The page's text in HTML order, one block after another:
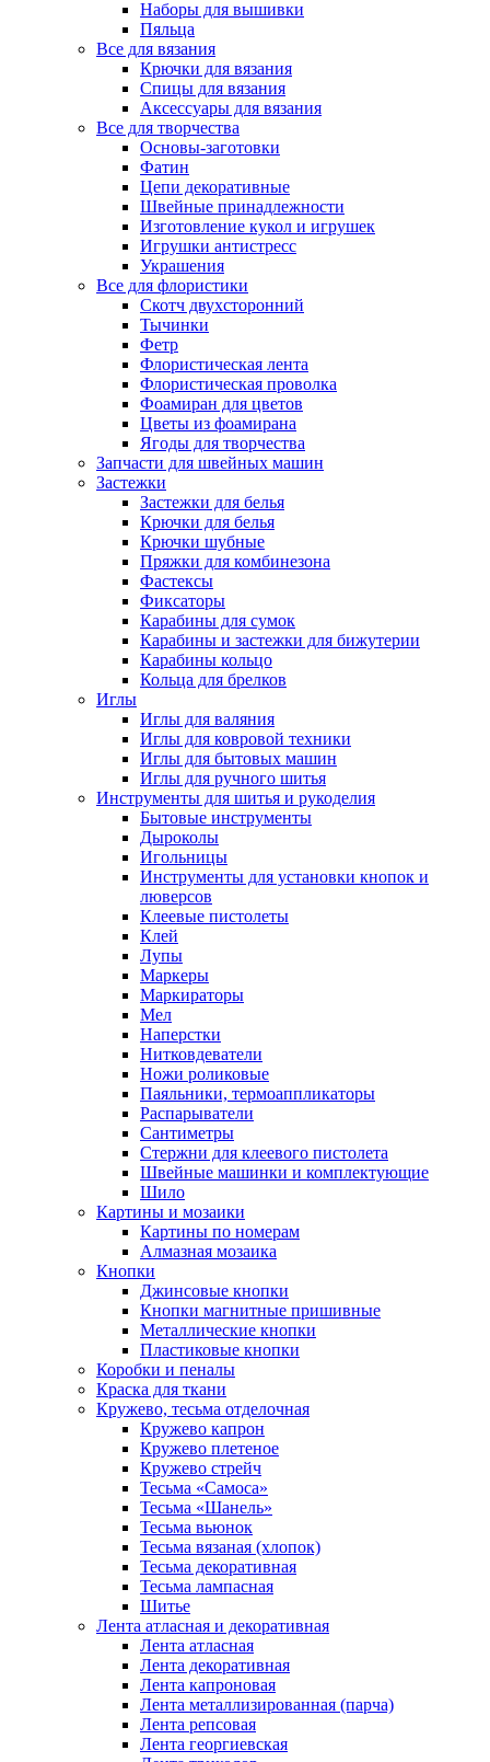
Наборы для вышивки
Пяльца
Все для вязания
Крючки для вязания
Спицы для вязания
Аксессуары для вязания
Все для творчества
Основы-заготовки
Фатин
Цепи декоративные
Швейные принадлежности
Изготовление кукол и игрушек
Игрушки антистресс
Украшения
Все для флористики
Скотч двухсторонний
Тычинки
Фетр
Флористическая лента
Флористическая проволка
Фоамиран для цветов
Цветы из фоамирана
Ягоды для творчества
Запчасти для швейных машин
Застежки
Застежки для белья
Крючки для белья
Крючки шубные
Пряжки для комбинезона
Фастексы
Фиксаторы
Карабины для сумок
Карабины и застежки для бижутерии
Карабины кольцо
Кольца для брелков
Иглы
Иглы для валяния
Иглы для ковровой техники
Иглы для бытовых машин
Иглы для ручного шитья
Инструменты для шитья и рукоделия
Бытовые инструменты
Дыроколы
Игольницы
Инструменты для установки кнопок и
люверсов
Клеевые пистолеты
Клей
Лупы
Маркеры
Маркираторы
Мел
Наперстки
Нитковдеватели
Ножи роликовые
Паяльники, термоаппликаторы
Распарыватели
Сантиметры
Стержни для клеевого пистолета
Швейные машинки и комплектующие
Шило
Картины и мозаики
Картины по номерам
Алмазная мозаика
Кнопки
Джинсовые кнопки
Кнопки магнитные пришивные
Металлические кнопки
Пластиковые кнопки
Коробки и пеналы
Краска для ткани
Кружево, тесьма отделочная
Кружево капрон
Кружево плетеное
Кружево стрейч
Тесьма «Самоса»
Тесьма «Шанель»
Тесьма вьюнок
Тесьма вязаная (хлопок)
Тесьма декоративная
Тесьма лампасная
Шитье
Лента атласная и декоративная
Лента атласная
Лента декоративная
Лента капроновая
Лента металлизированная (парча)
Лента репсовая
Лента георгиевская